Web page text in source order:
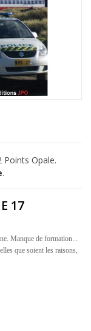
Points Opale.
.
17
Manque de formation...
que soient les raisons,